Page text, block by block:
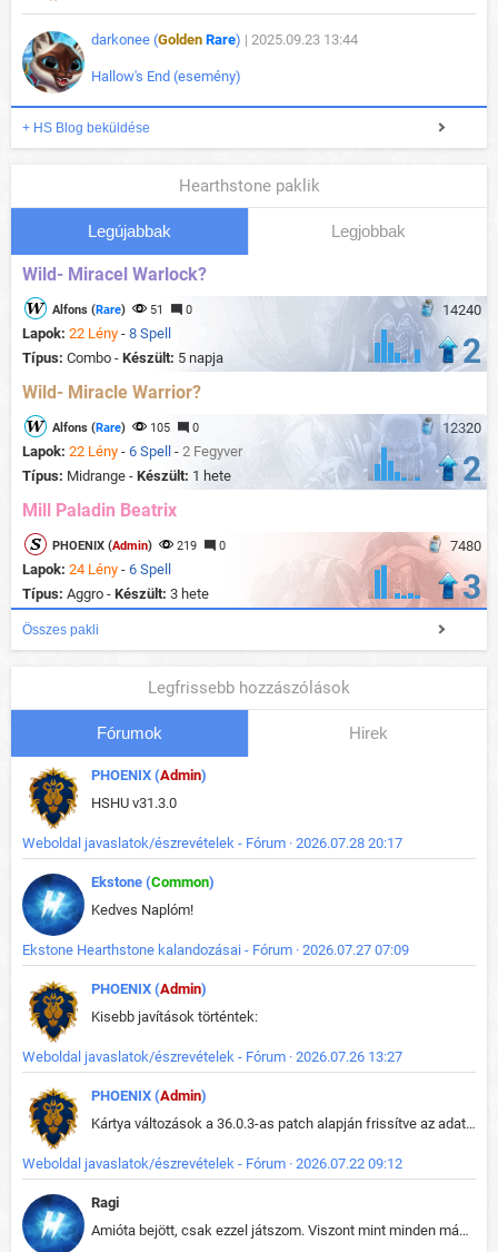
darkonee (Golden Rare) | 2025.09.23 13:44
Hallow's End (esemény)
+ HS Blog beküldése
Hearthstone paklik
Legújabbak Legjobbak
Wild- Miracel Warlock?
14240
Alfons (Rare) 51 0
Lapok: 22 Lény - 8 Spell
Típus: Combo - Készült: 5 napja 2
Wild- Miracle Warrior?
12320
Alfons (Rare) 105 0
Lapok: 22 Lény - 6 Spell - 2 Fegyver
Típus: Midrange - Készült: 1 hete 2
Mill Paladin Beatrix
7480
PHOENIX (Admin) 219 0
Lapok: 24 Lény - 6 Spell
Típus: Aggro - Készült: 3 hete 3
Összes pakli
Legfrissebb hozzászólások
Fórumok Hirek
PHOENIX (Admin)
HSHU v31.3.0
Weboldal javaslatok/észrevételek - Fórum · 2026.07.28 20:17
Ekstone (Common)
Kedves Naplóm!
Ekstone Hearthstone kalandozásai - Fórum · 2026.07.27 07:09
PHOENIX (Admin)
Kisebb javítások történtek:
Weboldal javaslatok/észrevételek - Fórum · 2026.07.26 13:27
PHOENIX (Admin)
Kártya változások a 36.0.3-as patch alapján frissítve az adatbázisban (képek is cserélve).
Weboldal javaslatok/észrevételek - Fórum · 2026.07.22 09:12
Ragi
Amióta bejött, csak ezzel játszom. Viszont mint minden más - akár az alapjáték is, ez is baromira összetett lett. Néha már pár kör után is esélytelen az egész. Vagy irreállisan túltápol valaki, vagy lelép a partner, vagy csak hülye mint a segg. És amikor eljönne az én időm, na akkor jön el mindenki másé is. Engem jobban érdekelne, hogy ki milyen ratingen szokott játszani. Na ez lenne egy érdekes adat.